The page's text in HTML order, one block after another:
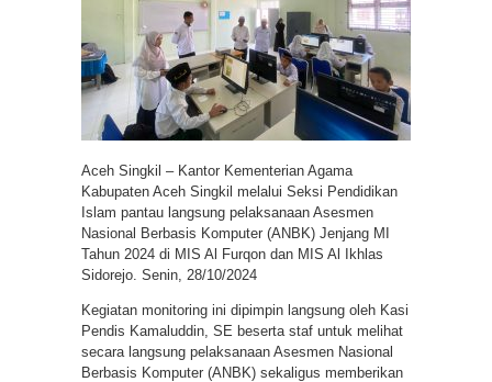
Aceh Singkil – Kantor Kementerian Agama
Kabupaten Aceh Singkil melalui Seksi Pendidikan
Islam pantau langsung pelaksanaan Asesmen
Nasional Berbasis Komputer (ANBK) Jenjang MI
Tahun 2024 di MIS Al Furqon dan MIS Al Ikhlas
Sidorejo. Senin, 28/10/2024
Kegiatan monitoring ini dipimpin langsung oleh Kasi
Pendis Kamaluddin, SE beserta staf untuk melihat
secara langsung pelaksanaan Asesmen Nasional
Berbasis Komputer (ANBK) sekaligus memberikan